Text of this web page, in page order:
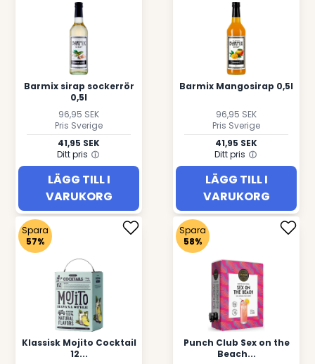
Barmix sirap sockerrör
0,5l
96,95 SEK
Pris Sverige
41,95 SEK
Ditt pris
LÄGG TILL I
VARUKORG
Barmix Mangosirap 0,5l
96,95 SEK
Pris Sverige
41,95 SEK
Ditt pris
LÄGG TILL I
VARUKORG
Spara
57%
Klassisk Mojito Cocktail
12...
Spara
58%
Punch Club Sex on the
Beach...